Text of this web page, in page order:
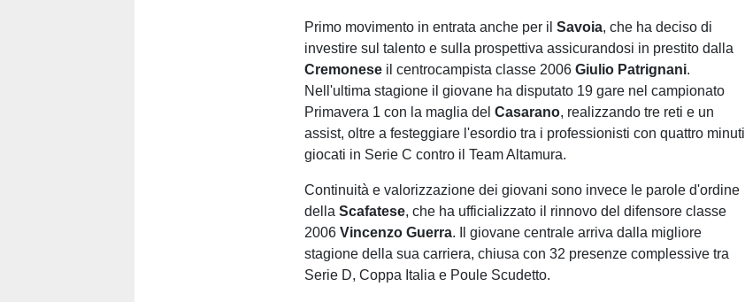
Primo movimento in entrata anche per ilSavoia, che ha deciso di
investire sul talento e sulla prospettiva assicurandosi in prestito dalla
Cremonese il centrocampista classe 2006Giulio Patrignani.
Nell'ultima stagione il giovane ha disputato 19 gare nel campionato
Primavera 1 con la maglia delCasarano, realizzando tre reti e un
assist, oltre a festeggiare l'esordio tra i professionisti con quattro minuti
giocati in Serie C contro il Team Altamura.
Continuità e valorizzazione dei giovani sono invece le parole d'ordine
dellaScafatese, che ha ufficializzato il rinnovo del difensore classe
2006Vincenzo Guerra. Il giovane centrale arriva dalla migliore
stagione della sua carriera, chiusa con 32 presenze complessive tra
Serie D, Coppa Italia e Poule Scudetto.